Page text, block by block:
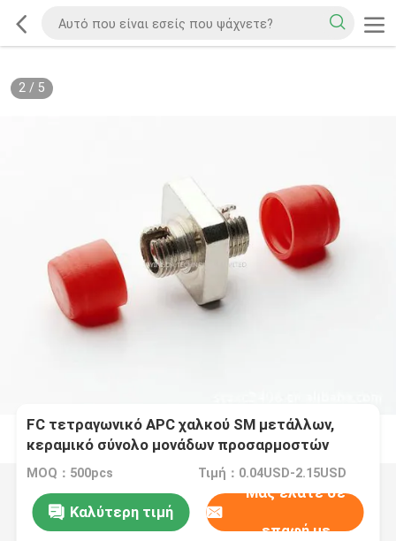
2/ 5
FC τετραγωνικό APC χαλκού SM μετάλλων,
κεραμικό σύνολο μονάδων προσαρμοστών
οπτικών ινών FC
MOQ：500pcs Τιμή：0.04USD-2.15USD
Καλύτερη τιμή
Μας ελάτε σε
επαφή με